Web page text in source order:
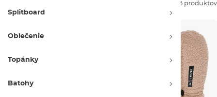
Splitboard
Oblečenie
Topánky
Batohy
6 produktov